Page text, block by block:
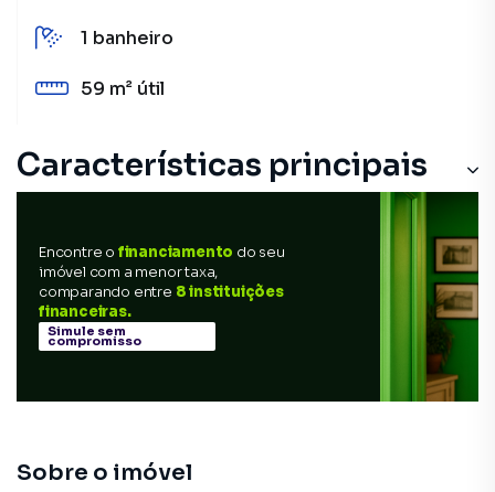
1 banheiro
59 m² útil
Características principais
Encontre o financiamento do seu
imóvel com a menor taxa,
comparando entre 8 instituições
financeiras.
Simule sem
compromisso
Sobre o imóvel